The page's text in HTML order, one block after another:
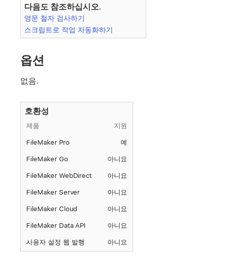
다음도 참조하십시오.
영문 철자 검사하기
스크립트로 작업 자동화하기
옵션
없음.
호환성
제품 지원
FileMaker Pro 예
FileMaker Go 아니요
FileMaker WebDirect 아니요
FileMaker Server 아니요
FileMaker Cloud 아니요
FileMaker Data API 아니요
사용자 설정 웹 발행 아니요